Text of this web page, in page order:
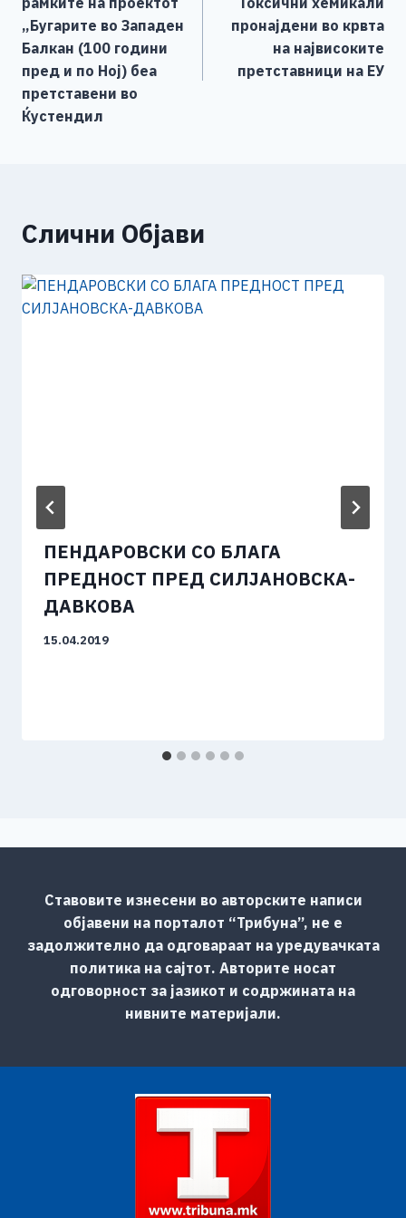
o
k
er k
напис
„Бугарите во Западен
Балкан (100 години
пред и по Ној) беа
претставени во
Ќустендил
пронајдени во крвта
на највисоките
претставници на ЕУ
Слични Објави
ПЕНДАРОВСКИ СО БЛАГА
ПРЕДНОСТ ПРЕД СИЛЈАНОВСКА-
ДАВКОВА
15.04.2019
Ставовите изнесени во авторските написи
објавени на порталот “Трибуна”, не е
задолжително да одговараат на уредувачката
политика на сајтот. Авторите носат
одговорност за јазикот и содржината на
нивните материјали.